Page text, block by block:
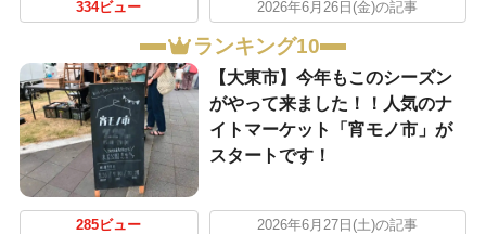
334ビュー 2026年6月26日(金)の記事
ランキング10
【大東市】今年もこのシーズン
がやって来ました！！人気のナ
イトマーケット「宵モノ市」が
スタートです！
285ビュー 2026年6月27日(土)の記事